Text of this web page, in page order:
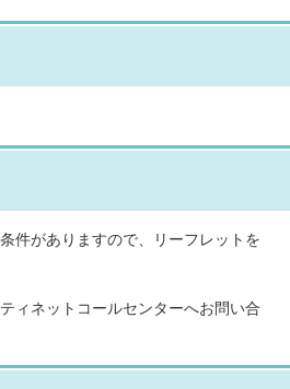
件がありますので、リーフレットを
ィネットコールセンターへお問い合